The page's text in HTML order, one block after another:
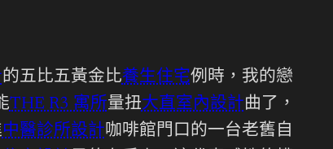
的五比五黃金比養生住宅例時，我的戀
THE R3 寓所量扭大直室內設計曲了，
中醫診所設計咖啡館門口的一台老舊自